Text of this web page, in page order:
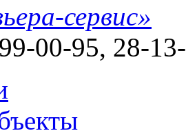
сервис»
00-95, 28-